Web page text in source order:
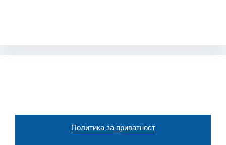
Политика за приватност